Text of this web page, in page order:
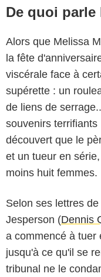
De quoi parle
Alors que Melissa
la fête
viscérale face à
supérette : un
de liens de
souvenirs
découvert que le
et un tueur en
moins huit femmes.
Selon ses lettres
Jesperson (Dennis
a commencé à tuer
jusqu'à ce qu'il se
tribunal ne le